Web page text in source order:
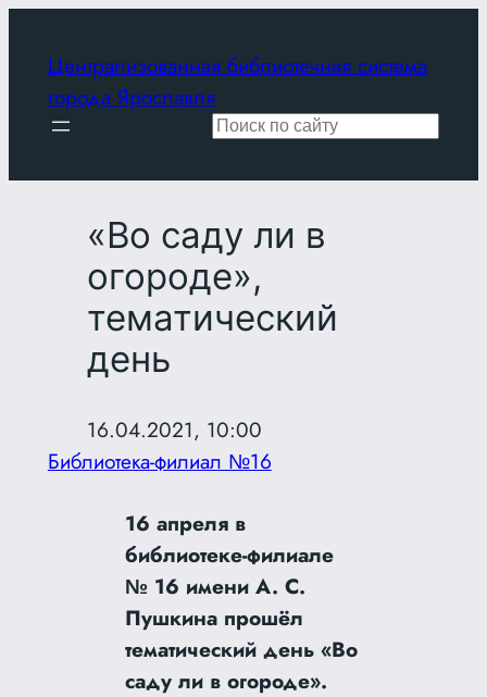
содержимому
Централизованная библиотечная система
города Ярославля
Поиск
«Во саду ли в
огороде»,
тематический
день
16.04.2021, 10:00
Библиотека-филиал №16
16 апреля в
библиотеке-филиале
№ 16 имени А. С.
Пушкина прошёл
тематический день «Во
саду ли в огороде».